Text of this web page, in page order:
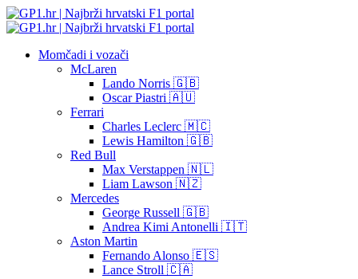
Momčadi i vozači
McLaren
Lando Norris 🇬🇧
Oscar Piastri 🇦🇺
Ferrari
Charles Leclerc 🇲🇨
Lewis Hamilton 🇬🇧
Red Bull
Max Verstappen 🇳🇱
Liam Lawson 🇳🇿
Mercedes
George Russell 🇬🇧
Andrea Kimi Antonelli 🇮🇹
Aston Martin
Fernando Alonso 🇪🇸
Lance Stroll 🇨🇦